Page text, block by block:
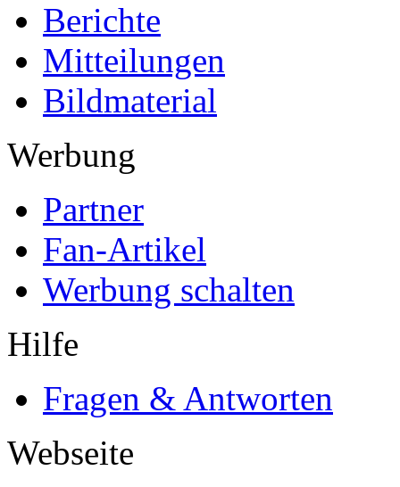
Berichte
Mitteilungen
Bildmaterial
Werbung
Partner
Fan-Artikel
Werbung schalten
Hilfe
Fragen & Antworten
Webseite